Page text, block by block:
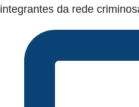
integrantes da rede